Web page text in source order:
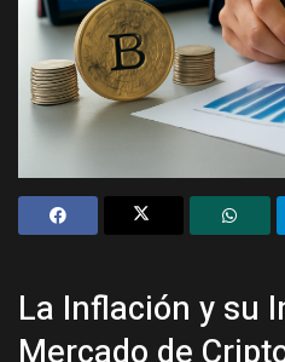
La Inflación y su